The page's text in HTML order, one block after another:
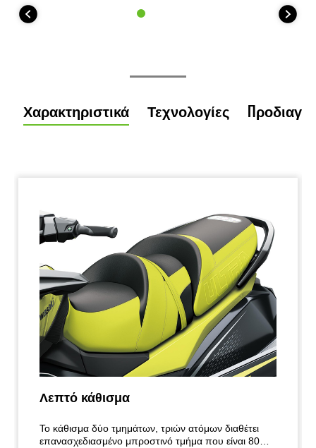
Χαρακτηριστικά Τεχνολογίες
Λεπτό κάθισμα
Το κάθισμα δύο τμημάτων, τριών ατόμων διαθέτει
επανασχεδιασμένο μπροστινό τμήμα που είναι 80